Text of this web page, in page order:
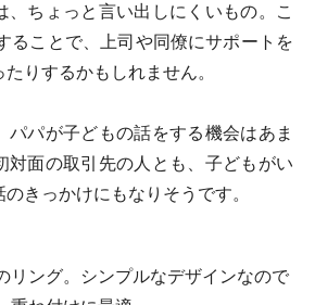
、ちょっと言い出しにくいもの。こ
ることで、上司や同僚にサポートを
りするかもしれません。
パパが子どもの話をする機会はあま
対面の取引先の人とも、子どもがい
きっかけにもなりそうです。